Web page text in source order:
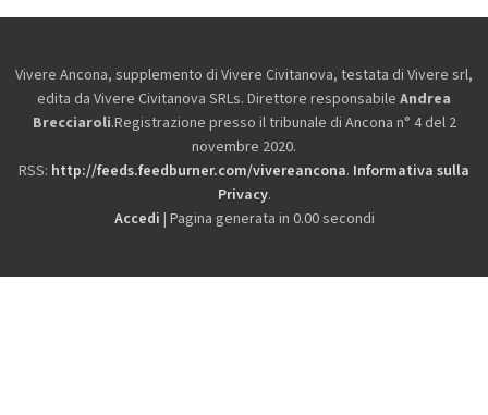
Vivere Ancona, supplemento di Vivere Civitanova, testata di Vivere srl,
edita da Vivere Civitanova SRLs. Direttore responsabile Andrea
Brecciaroli.Registrazione presso il tribunale di Ancona n° 4 del 2
novembre 2020.
RSS: http://feeds.feedburner.com/vivereancona. Informativa sulla
Privacy.
Accedi | Pagina generata in 0.00 secondi